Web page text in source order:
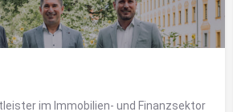
im Immobilien- und Finanzsektor